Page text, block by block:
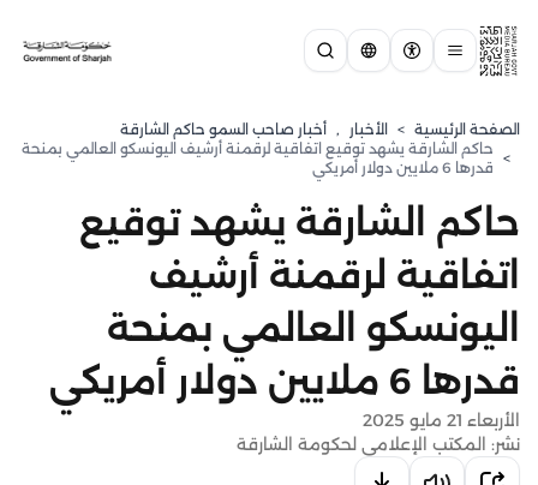
الصفحة الرئيسية > الأخبار , أخبار صاحب السمو حاكم الشارقة
>
حاكم الشارقة يشهد توقيع اتفاقية لرقمنة أرشيف اليونسكو العالمي بمنحة
قدرها 6 ملايين دولار أمريكي
حاكم الشارقة يشهد توقيع
اتفاقية لرقمنة أرشيف
اليونسكو العالمي بمنحة
قدرها 6 ملايين دولار أمريكي
الأربعاء 21 مايو 2025
نشر: المكتب الإعلامي لحكومة الشارقة